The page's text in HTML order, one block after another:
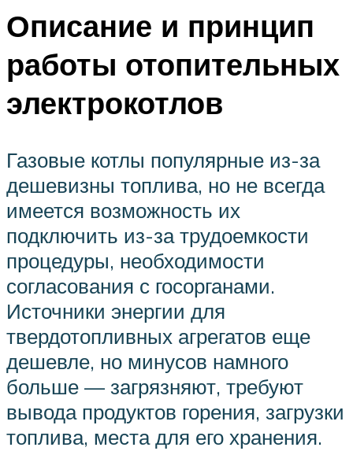
Описание и принцип
работы отопительных
электрокотлов
Газовые котлы популярные из-за
дешевизны топлива, но не всегда
имеется возможность их
подключить из-за трудоемкости
процедуры, необходимости
согласования с госорганами.
Источники энергии для
твердотопливных агрегатов еще
дешевле, но минусов намного
больше — загрязняют, требуют
вывода продуктов горения, загрузки
топлива, места для его хранения.